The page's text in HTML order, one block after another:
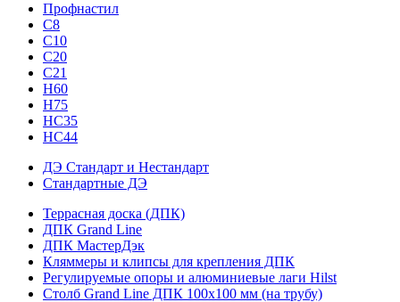
Профнастил
С8
С10
С20
С21
H60
H75
HС35
НС44
ДЭ Стандарт и Нестандарт
Стандартные ДЭ
Террасная доска (ДПК)
ДПК Grand Line
ДПК МастерДэк
Кляммеры и клипсы для крепления ДПК
Регулируемые опоры и алюминиевые лаги Hilst
Столб Grand Line ДПК 100х100 мм (на трубу)